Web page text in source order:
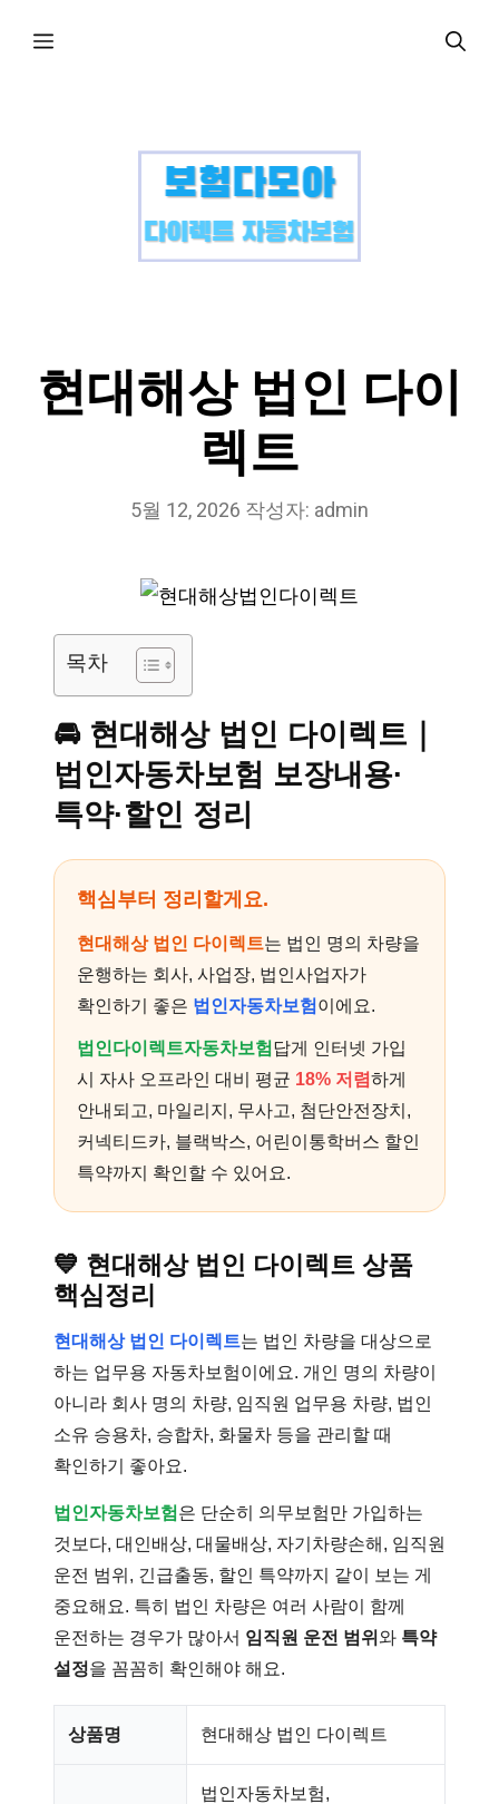
메
현대해상 법인 다이
렉트
5월 12, 2026 작성자: admin
목차
🚘 현대해상 법인 다이렉트｜
법인자동차보험 보장내용·
특약·할인 정리
핵심부터 정리할게요.
현대해상 법인 다이렉트는 법인 명의 차량을
운행하는 회사, 사업장, 법인사업자가
확인하기 좋은 법인자동차보험 이에요.
법인다이렉트자동차보험 답게 인터넷 가입
시 자사 오프라인 대비 평균 18% 저렴하게
안내되고, 마일리지, 무사고, 첨단안전장치,
커넥티드카, 블랙박스, 어린이통학버스 할인
특약까지 확인할 수 있어요.
💙 현대해상 법인 다이렉트 상품
핵심정리
현대해상 법인 다이렉트는 법인 차량을 대상으로
하는 업무용 자동차보험이에요. 개인 명의 차량이
아니라 회사 명의 차량, 임직원 업무용 차량, 법인
소유 승용차, 승합차, 화물차 등을 관리할 때
확인하기 좋아요.
법인자동차보험 은 단순히 의무보험만 가입하는
것보다, 대인배상, 대물배상, 자기차량손해, 임직원
운전 범위, 긴급출동, 할인 특약까지 같이 보는 게
중요해요. 특히 법인 차량은 여러 사람이 함께
운전하는 경우가 많아서 임직원 운전 범위 와 특약
설정을 꼼꼼히 확인해야 해요.
상품명 현대해상 법인 다이렉트
법인자동차보험,